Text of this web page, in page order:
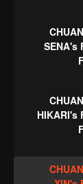
SENA's
HIKARI's